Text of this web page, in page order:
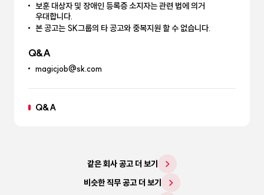
보훈 대상자 및 장애인 등록증 소지자는 관련 법에 의거
우대합니다.
본 공고는 SK그룹의 타 공고와 중복지원 할 수 없습니다.
Q&A
magicjob@sk.com
Q&A
같은 회사 공고 더 보기
비슷한 직무 공고 더 보기